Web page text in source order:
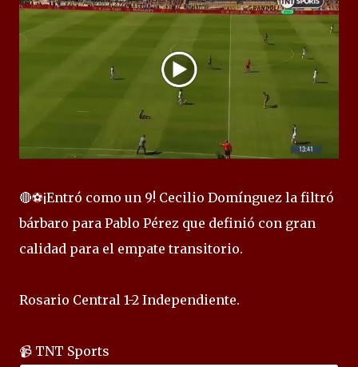
🔴⚽¡Entró como un 9! Cecilio Domínguez la filtró
bárbaro para Pablo Pérez que definió con gran
calidad para el empate transitorio.
Rosario Central 1-2 Independiente.
📹 TNT Sports